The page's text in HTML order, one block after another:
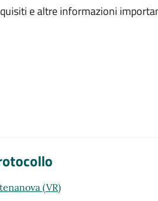
e altre informazioni
(VR)